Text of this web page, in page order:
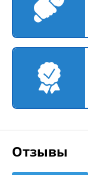
Отзывы